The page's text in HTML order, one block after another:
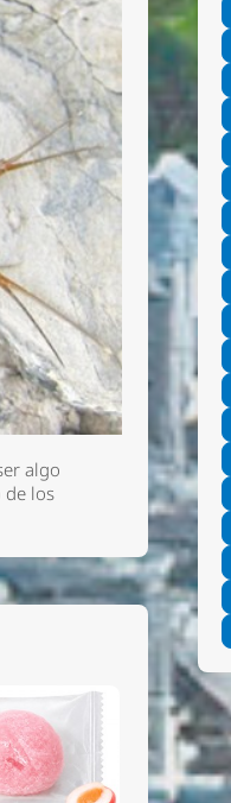
algo
de los